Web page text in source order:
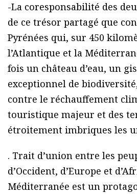
-La coresponsabilité des
de ce trésor partagé que
Pyrénées qui, sur 450
l’Atlantique et la
fois un château d’eau, un
exceptionnel de
contre le réchauffement
touristique majeur et des
étroitement imbriques les
. Trait d’union entre les
d’Occident, d’Europe et
Méditerranée est un